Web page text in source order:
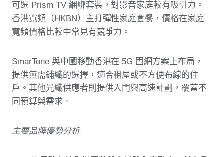
可選 Prism TV 綑綁套裝，對影音家庭較有吸引力。
香港寬頻（HKBN）主打彈性家庭套餐，價格在家庭
寬頻價格比較中常見有競爭力。
SmarTone 與中國移動香港在 5G 固網方案上布局，
提供無需鋪纖的選擇，適合租屋或不方便布線的住
戶。其他光纖供應者則提供入門與高速計劃，覆蓋不
同預算與需求。
主要品牌優勢分析